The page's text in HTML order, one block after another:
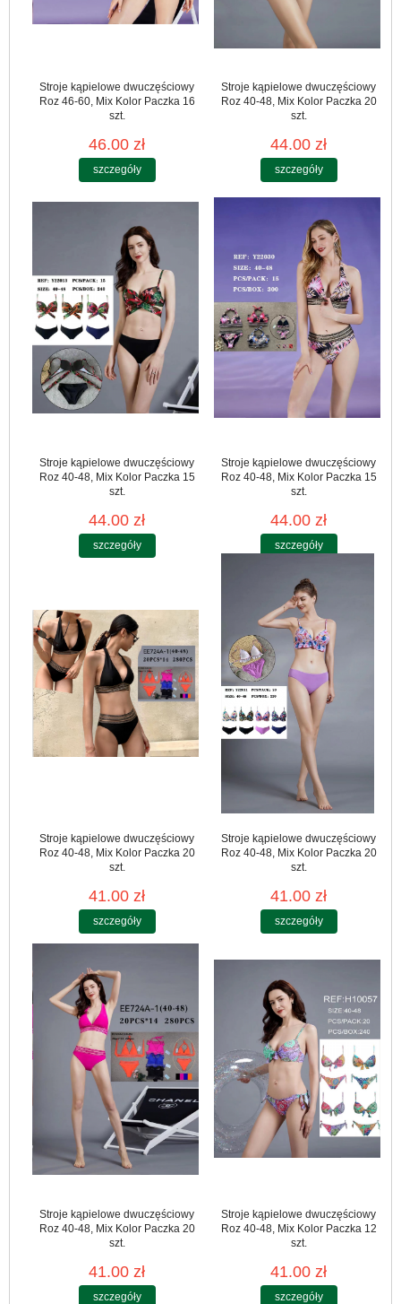
Stroje kąpielowe dwuczęściowy
Roz 46-60, Mix Kolor Paczka 16
szt.
46.00 zł
szczegóły
Stroje kąpielowe dwuczęściowy
Roz 40-48, Mix Kolor Paczka 20
szt.
44.00 zł
szczegóły
Stroje kąpielowe dwuczęściowy
Roz 40-48, Mix Kolor Paczka 15
szt.
44.00 zł
szczegóły
Stroje kąpielowe dwuczęściowy
Roz 40-48, Mix Kolor Paczka 15
szt.
44.00 zł
szczegóły
Stroje kąpielowe dwuczęściowy
Roz 40-48, Mix Kolor Paczka 20
szt.
41.00 zł
szczegóły
Stroje kąpielowe dwuczęściowy
Roz 40-48, Mix Kolor Paczka 20
szt.
41.00 zł
szczegóły
Stroje kąpielowe dwuczęściowy
Roz 40-48, Mix Kolor Paczka 20
szt.
41.00 zł
szczegóły
Stroje kąpielowe dwuczęściowy
Roz 40-48, Mix Kolor Paczka 12
szt.
41.00 zł
szczegóły